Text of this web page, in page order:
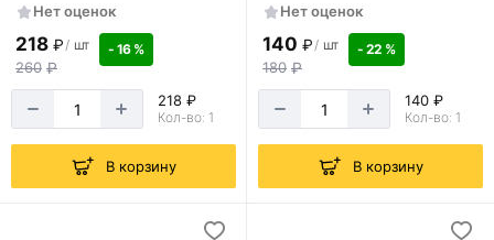
Нет оценок
218 ₽/ шт
260 ₽
- 16 %
218 ₽
Кол-во: 1
В корзину
Нет оценок
140 ₽/ шт
180 ₽
- 22 %
140 ₽
Кол-во: 1
В корзину